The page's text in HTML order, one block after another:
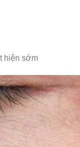
hiện sớm